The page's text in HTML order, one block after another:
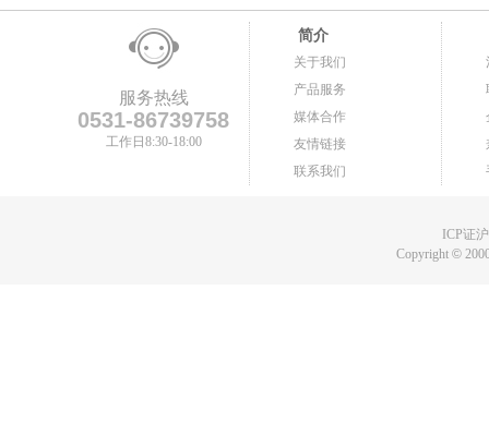
服务热线
0531-86739758
工作日8:30-18:00
简介
关于我们
产品服务
媒体合作
友情链接
联系我们
ICP证
Copyright©